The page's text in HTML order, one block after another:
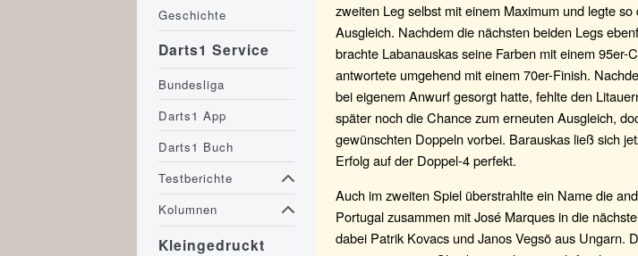
zweiten Leg selbst mit einem Maximum und legte
Ausgleich. Nachdem die nächsten beiden Legs
brachte Labanauskas seine Farben mit einem 95er-
antwortete umgehend mit einem 70er-Finish.
bei eigenem Anwurf gesorgt hatte, fehlte den
später noch die Chance zum erneuten Ausgleich,
gewünschten Doppeln vorbei. Barauskas ließ sich
Erfolg auf der Doppel-4 perfekt.
Auch im zweiten Spiel überstrahlte ein Name die
Portugal zusammen mit José Marques in die
dabei Patrik Kovacs und Janos Vegsö aus Ungarn.
Geschichte
Darts1 Service
Bundesliga
Darts1 App
Darts1 Buch
Testberichte
Kolumnen
Kleingedruckt